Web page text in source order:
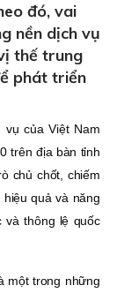
đó, vai
nền dịch vụ
thế trung
phát triển
của Việt Nam
trên địa bàn tỉnh
chủ chốt, chiếm
quả và năng
và thông lệ quốc
một trong những